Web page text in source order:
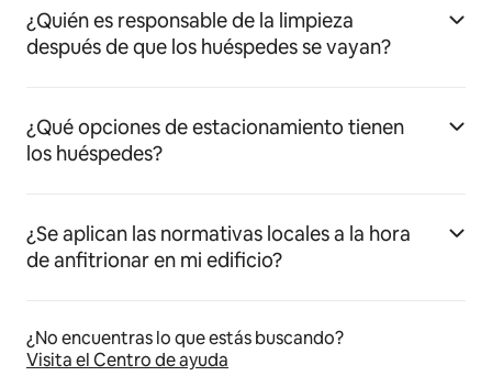
¿Quién es responsable de la limpieza
después de que los huéspedes se vayan?
¿Qué opciones de estacionamiento tienen
los huéspedes?
¿Se aplican las normativas locales a la hora
de anfitrionar en mi edificio?
¿No encuentras lo que estás buscando?
Visita el Centro de ayuda